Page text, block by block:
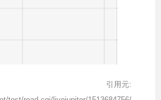
引用元: